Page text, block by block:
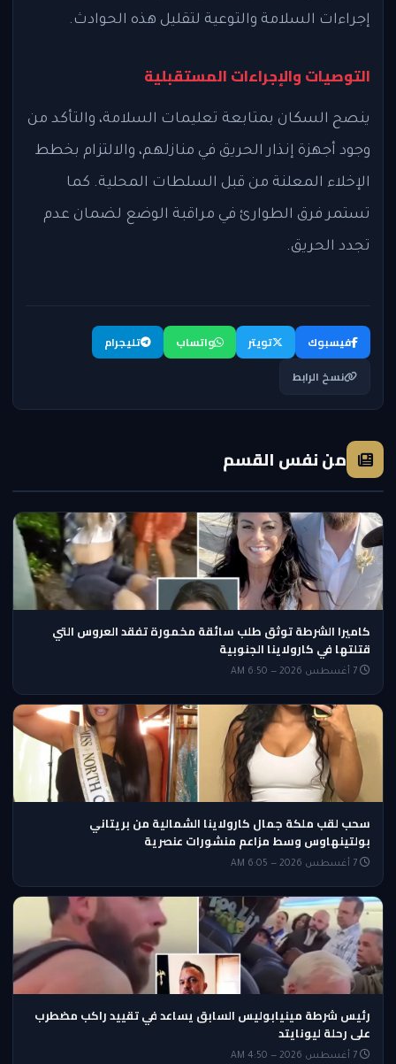
إجراءات السلامة والتوعية لتقليل هذه الحوادث.
التوصيات والإجراءات المستقبلية
ينصح السكان بمتابعة تعليمات السلامة، والتأكد من
وجود أجهزة إنذار الحريق في منازلهم، والالتزام بخطط
الإخلاء المعلنة من قبل السلطات المحلية. كما
تستمر فرق الطوارئ في مراقبة الوضع لضمان عدم
تجدد الحريق.
فيسبوك تويتر واتساب
تليجرام
نسخ الرابط
من نفس القسم
كاميرا الشرطة توثق طلب سائقة مخمورة تفقد العروس التي
قتلتها في كارولاينا الجنوبية
سحب لقب ملكة جمال كارولاينا الشمالية من بريتاني
بولتينهاوس وسط مزاعم منشورات عنصرية
رئيس شرطة مينيابوليس السابق يساعد في تقييد راكب مضطرب
على رحلة ليونايتد